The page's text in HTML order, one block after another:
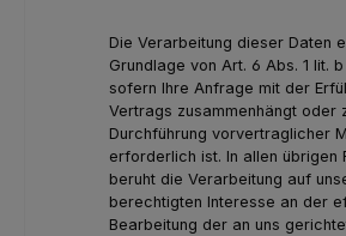
Die Verarbeitung dieser Daten
Grundlage von Art. 6 Abs. 1 lit. b
sofern Ihre Anfrage mit der
Vertrags zusammenhängt oder
Durchführung vorvertraglicher
erforderlich ist. In allen übrigen
beruht die Verarbeitung auf
berechtigten Interesse an der
Bearbeitung der an uns